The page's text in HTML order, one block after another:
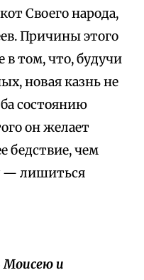
Своего народа,
Причины этого
в том, что, будучи
новая казнь не
состоянию
он желает
бедствие, чем
— лишиться
Моисею и